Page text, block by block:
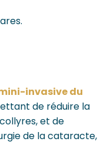
invasive du
de réduire la
et de
de la cataracte,